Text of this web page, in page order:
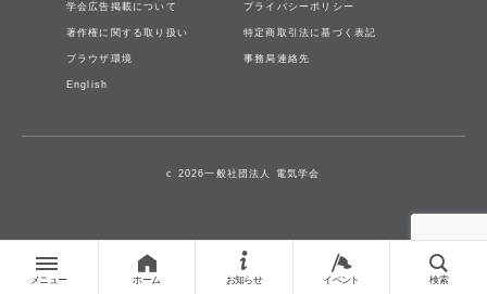
メニュー ホーム お知らせ イベント 検索
学会広告掲載について プライバシーポリシー
著作権に関する取り扱い 特定商取引法に基づく表記
ブラウザ環境 事務局連絡先
English
c 2026一般社団法人 電気学会